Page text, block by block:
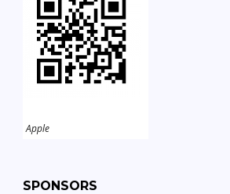
Apple
SPONSORS